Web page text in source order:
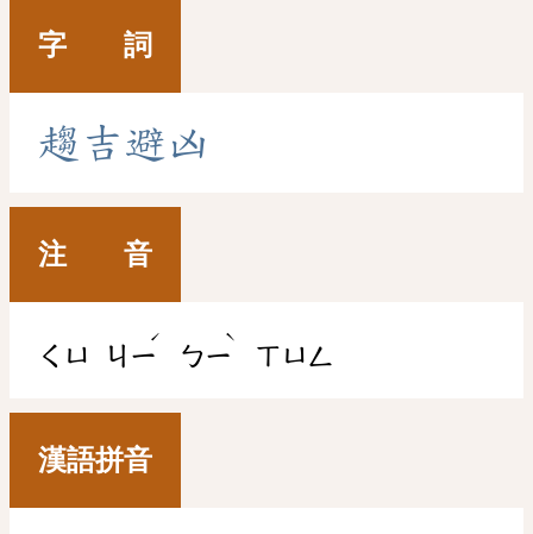
字 詞
趨 吉避凶
注 音
ㄑㄩ ㄐㄧ
ˊ
ㄅㄧ
ˋ
ㄒㄩㄥ
漢語拼音